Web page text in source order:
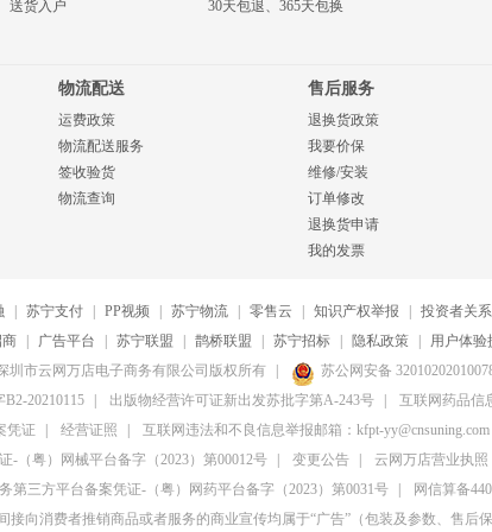
送货入户 30天包退、365天包换
物流配送
运费政策
物流配送服务
签收验货
物流查询
售后服务
退换货政策
我要价保
维修/安装
订单修改
退换货申请
我的发票
苏宁支付 PP视频 苏宁物流 零售云 知识产权举报 投资者关系
广告平台 苏宁联盟 鹊桥联盟 苏宁招标 隐私政策 用户体验
圳市云网万店电子商务有限公司版权所有
苏公网安备
20210115
出版物经营许可证新出发苏批字第A-243号
互联网药品信
凭证
经营证照 互联网违法和不良信息举报邮箱：kfpt-yy@cnsuning.com
-（粤）网械平台备字（2023）第00012号
变更公告 云网万店营业执照
第三方平台备案凭证-（粤）网药平台备字（2023）第0031号
网信算备
接向消费者推销商品或者服务的商业宣传均属于“广告”（包装及参数、售后